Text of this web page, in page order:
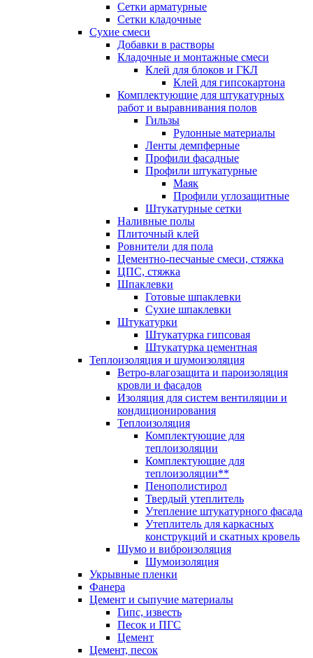
Сетки арматурные
Сетки кладочные
Сухие смеси
Добавки в растворы
Кладочные и монтажные смеси
Клей для блоков и ГКЛ
Клей для гипсокартона
Комплектующие для штукатурных
работ и выравнивания полов
Гильзы
Рулонные материалы
Ленты демпферные
Профили фасадные
Профили штукатурные
Маяк
Профили углозащитные
Штукатурные сетки
Наливные полы
Плиточный клей
Ровнители для пола
Цементно-песчаные смеси, стяжка
ЦПС, стяжка
Шпаклевки
Готовые шпаклевки
Сухие шпаклевки
Штукатурки
Штукатурка гипсовая
Штукатурка цементная
Теплоизоляция и шумоизоляция
Ветро-влагозащита и пароизоляция
кровли и фасадов
Изоляция для систем вентиляции и
кондиционирования
Теплоизоляция
Комплектующие для
теплоизоляции
Комплектующие для
теплоизоляции**
Пенополистирол
Твердый утеплитель
Утепление штукатурного фасада
Утеплитель для каркасных
конструкций и скатных кровель
Шумо и виброизоляция
Шумоизоляция
Укрывные пленки
Фанера
Цемент и сыпучие материалы
Гипс, известь
Песок и ПГС
Цемент
Цемент, песок